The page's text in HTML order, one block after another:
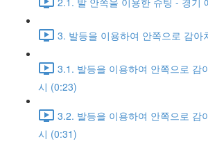
3. 발등을 이용하여 안쪽으로 감아
3.1. 발등을 이용하여 안쪽으로 감
시 (0:23)
3.2. 발등을 이용하여 안쪽으로 감
시 (0:31)